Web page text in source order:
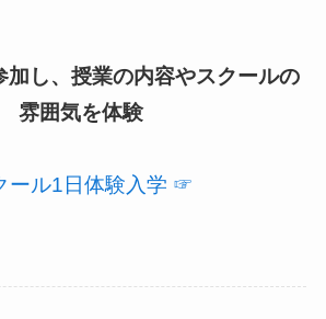
加し、授業の内容やスクールの
雰囲気を体験
ール1日体験入学 ☞